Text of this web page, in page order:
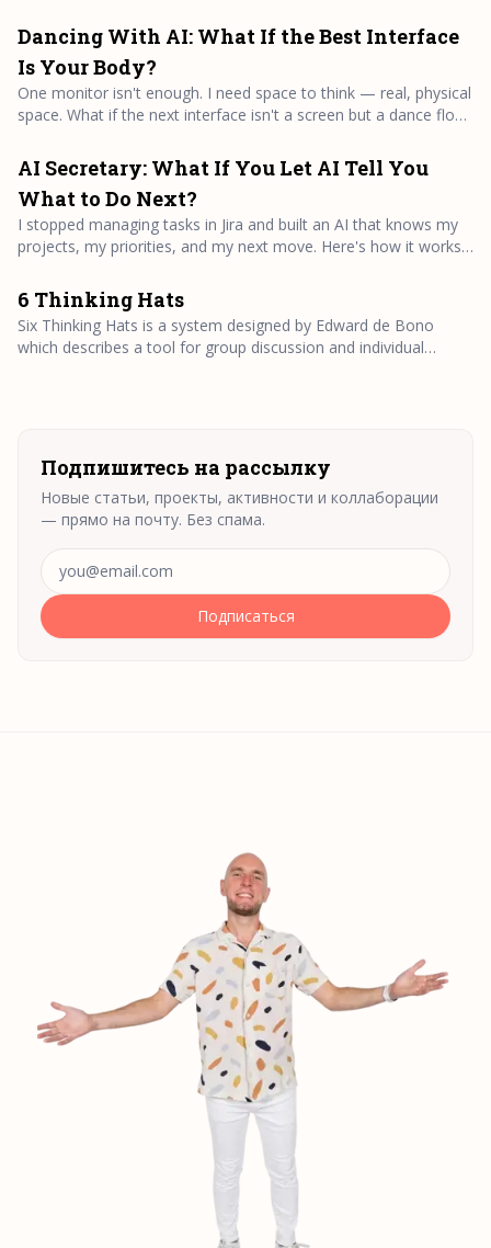
Dancing With AI: What If the Best Interface
Is Your Body?
One monitor isn't enough. I need space to think — real, physical
space. What if the next interface isn't a screen but a dance floor
AI Secretary: What If You Let AI Tell You
What to Do Next?
I stopped managing tasks in Jira and built an AI that knows my
projects, my priorities, and my next move. Here's how it works
6 Thinking Hats
Six Thinking Hats is a system designed by Edward de Bono
which describes a tool for group discussion and individual
Подпишитесь на рассылку
Новые статьи, проекты, активности и коллаборации
— прямо на почту. Без спама.
Адрес электронной почты
Подписаться